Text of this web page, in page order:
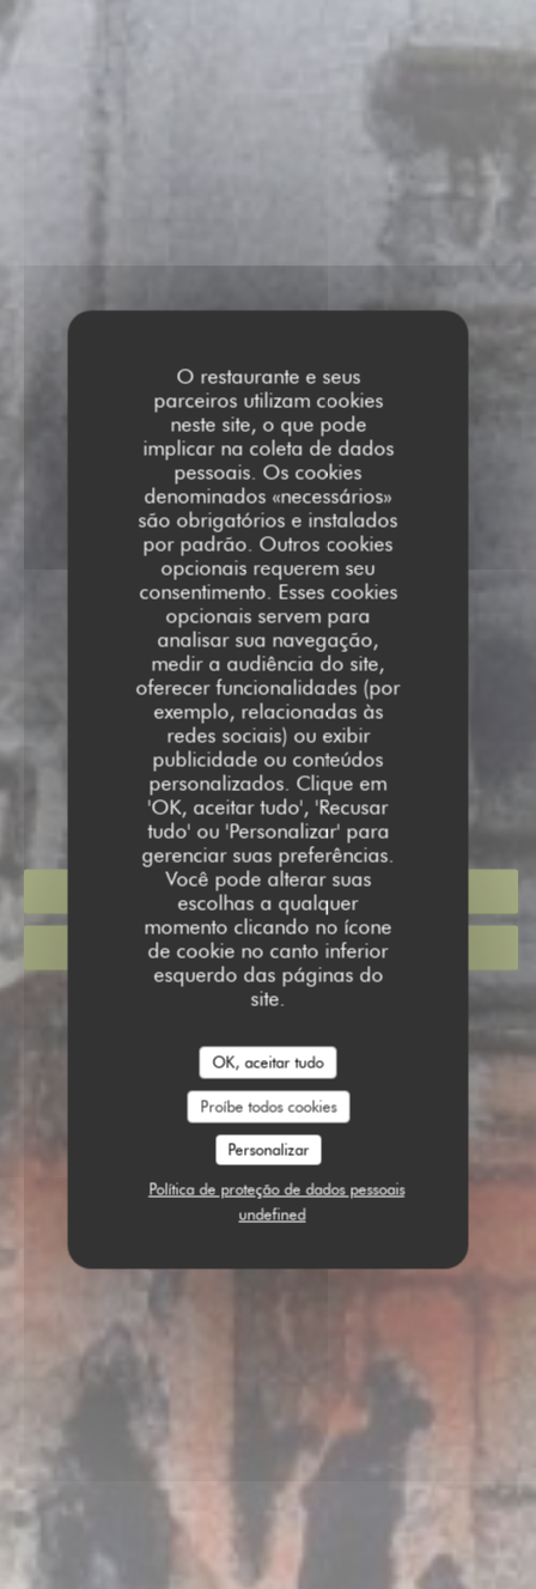
O restaurante e seus
parceiros utilizam cookies
neste site, o que pode
implicar na coleta de dados
pessoais. Os cookies
denominados «necessários»
são obrigatórios e instalados
por padrão. Outros cookies
opcionais requerem seu
consentimento. Esses cookies
opcionais servem para
analisar sua navegação,
medir a audiência do site,
oferecer funcionalidades (por
exemplo, relacionadas às
redes sociais) ou exibir
publicidade ou conteúdos
personalizados. Clique em
'OK, aceitar tudo', 'Recusar
tudo' ou 'Personalizar' para
gerenciar suas preferências.
Você pode alterar suas
escolhas a qualquer
momento clicando no ícone
de cookie no canto inferior
esquerdo das páginas do
site.
OK, aceitar tudo
Proíbe todos cookies
Personalizar
Política de proteção de dados pessoais
undefined
RESTAURANT CHEZ
NATHALIE
RESTAURANT CHEZ
|PARIS
RESERVAR UMA MESA
CLIQUE E RECOLHA